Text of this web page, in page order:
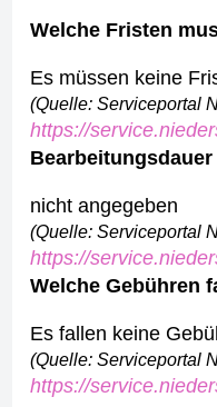
Welche Fristen
Es müssen keine
(Quelle: Serviceportal
https://
Bearbeitungsdauer
nicht angegeben
(Quelle: Serviceportal
https://
Welche Gebühren
Es fallen keine
(Quelle: Serviceportal
https://